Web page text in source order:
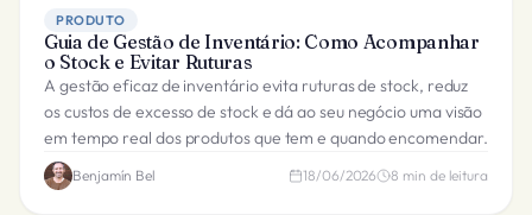
PRODUTO
Guia de Gestão de Inventário: Como Acompanhar
o Stock e Evitar Ruturas
A gestão eficaz de inventário evita ruturas de stock, reduz
os custos de excesso de stock e dá ao seu negócio uma visão
em tempo real dos produtos que tem e quando encomendar.
Benjamín Bel 18/06/2026 8 min de leitura